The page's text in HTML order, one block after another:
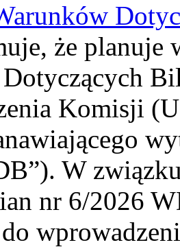
że planuje
Komisji
W
nr 6/2026